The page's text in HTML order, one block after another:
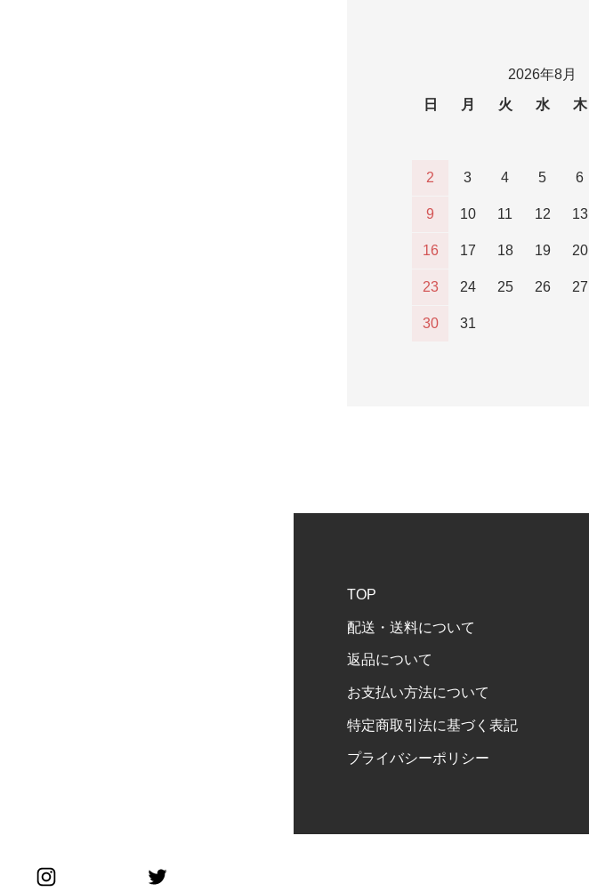
2026年8月
日
月 火 水 木
2 3 4 5 6
9 10 11 12 13
16 17 18 19 20
23 24 25 26 27
30 31
TOP
配送・送料について
返品について
お支払い方法について
特定商取引法に基づく表記
プライバシーポリシー